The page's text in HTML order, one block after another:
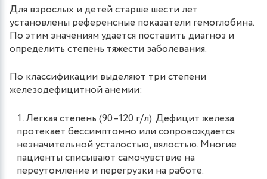
Для взрослых и детей старше шести лет
установлены референсные показатели гемоглобина.
По этим значениям удается поставить диагноз и
определить степень тяжести заболевания.
По классификации выделяют три степени
железодефицитной анемии:
Легкая степень (90–120 г/л). Дефицит железа
протекает бессимптомно или сопровождается
незначительной усталостью, вялостью. Многие
пациенты списывают самочувствие на
переутомление и перегрузки на работе.